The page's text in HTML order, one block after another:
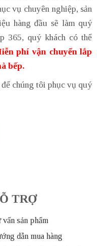
vụ chuyên nghiệp, sản
hàng đầu sẽ làm quý
365, quý khách có thể
phí vận chuyển lắp
bếp.
để chúng tôi phục vụ quý
TRỢ
sản phẩm
dẫn mua hàng